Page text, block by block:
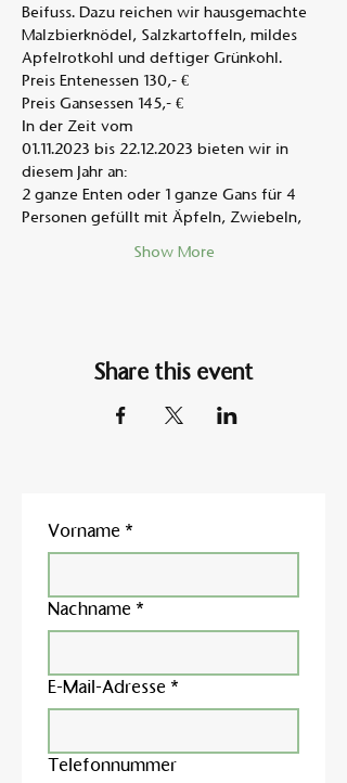
Beifuss. Dazu reichen wir hausgemachte
Malzbierknödel, Salzkartoffeln, mildes
Apfelrotkohl und deftiger Grünkohl.
Preis Entenessen 130,- €
Preis Gansessen 145,- €
In der Zeit vom
01.11.2023 bis 22.12.2023 bieten wir in
diesem Jahr an:
2 ganze Enten oder 1 ganze Gans für 4
Personen gefüllt mit Äpfeln, Zwiebeln,
Show More
Share this event
Vorname *
Nachname *
E-Mail-Adresse *
Telefonnummer